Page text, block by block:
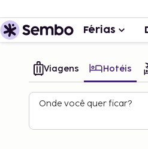
Férias
Viagens Hotéis
Onde você quer ficar?